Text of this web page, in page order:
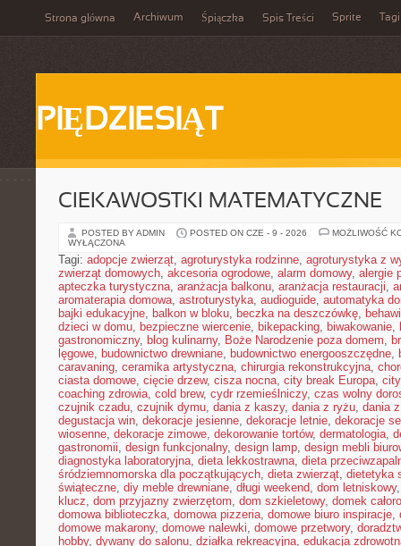
Strona główna Archiwum Śpiączka Spis Treści Sprite Tagi
PIĘDZIESIĄT
CIEKAWOSTKI MATEMATYCZNE
POSTED BY ADMIN POSTED ON CZE - 9 - 2026
MOŻLIWOŚĆ
WYŁĄCZONA
Tagi: adopcje zwierząt, agroturystyka rodzinne, agroturystyka z
zwierząt domowych, akcesoria ogrodowe, alarm domowy, alergie
apteczka turystyczna, aranżacja balkonu, aranżacja restauracji,
aromaterapia domowa, astroturystyka, audioguide, automatyka
bajki edukacyjne, balkon w bloku, beczka na deszczówkę,
dzieci w domu, bezpieczne wiercenie, bikepacking, biwakowanie,
gastronomiczny, blog kulinarny, Boże Narodzenie poza domem,
lęgowe, budownictwo drewniane, budownictwo energooszczędne,
caravaning, ceramika artystyczna, chirurgia rekonstrukcyjna,
ciasta domowe, cięcie drzew, cisza nocna, city break Europa,
coaching zdrowia, cold brew, cydr rzemieślniczy, czas wolny
czujnik czadu, czujnik dymu, dania z kaszy, dania z ryżu, dania
degustacja win, dekoracje jesienne, dekoracje letnie, dekoracje
wiosenne, dekoracje zimowe, dekorowanie tortów, dermatologia,
gastronomii, design funkcjonalny, design lamp, design mebli
diagnostyka laboratoryjna, dieta lekkostrawna, dieta
śródziemnomorska dla początkujących, dieta zwierząt, dietetyka
świąteczne, diy meble drewniane, długi weekend, dom letniskowy
klucz, dom przyjazny zwierzętom, dom szkieletowy, domek
domowa biblioteczka, domowa pizzeria, domowe biuro inspiracje,
domowe makarony, domowe nalewki, domowe przetwory,
hobby, dywany do salonu, działka rekreacyjna, edukacja